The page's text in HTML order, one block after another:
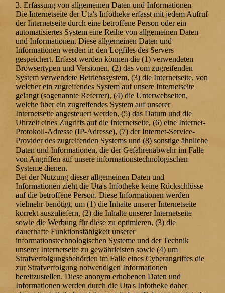
3. Erfassung von allgemeinen Daten und Informationen
Die Internetseite der Uta's Infotheke erfasst mit jedem Aufruf
der Internetseite durch eine betroffene Person oder ein
automatisiertes System eine Reihe von allgemeinen Daten
und Informationen. Diese allgemeinen Daten und
Informationen werden in den Logfiles des Servers
gespeichert. Erfasst werden können die (1) verwendeten
Browsertypen und Versionen, (2) das vom zugreifenden
System verwendete Betriebssystem, (3) die Internetseite, von
welcher ein zugreifendes System auf unsere Internetseite
gelangt (sogenannte Referrer), (4) die Unterwebseiten,
welche über ein zugreifendes System auf unserer
Internetseite angesteuert werden, (5) das Datum und die
Uhrzeit eines Zugriffs auf die Internetseite, (6) eine Internet-
Protokoll-Adresse (IP-Adresse), (7) der Internet-Service-
Provider des zugreifenden Systems und (8) sonstige ähnliche
Daten und Informationen, die der Gefahrenabwehr im Falle
von Angriffen auf unsere informationstechnologischen
Systeme dienen.
Bei der Nutzung dieser allgemeinen Daten und
Informationen zieht die Uta's Infotheke keine Rückschlüsse
auf die betroffene Person. Diese Informationen werden
vielmehr benötigt, um (1) die Inhalte unserer Internetseite
korrekt auszuliefern, (2) die Inhalte unserer Internetseite
sowie die Werbung für diese zu optimieren, (3) die
dauerhafte Funktionsfähigkeit unserer
informationstechnologischen Systeme und der Technik
unserer Internetseite zu gewährleisten sowie (4) um
Strafverfolgungsbehörden im Falle eines Cyberangriffes die
zur Strafverfolgung notwendigen Informationen
bereitzustellen. Diese anonym erhobenen Daten und
Informationen werden durch die Uta's Infotheke daher